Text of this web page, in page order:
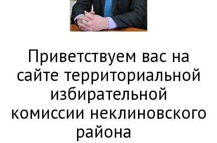
приветствуем вас на
сайте территориальной
избирательной
комиссии неклиновского
района